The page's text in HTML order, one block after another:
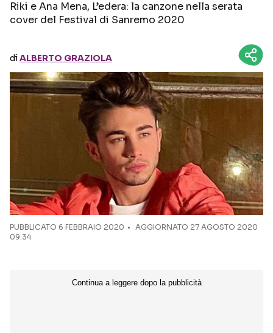
GOSSIP E CURIOSITÀ
TALENT SHOW
Seguici sui social
Riki e Ana Mena, L’edera: la canzone nella serata
cover del Festival di Sanremo 2020
diALBERTO GRAZIOLA
PUBBLICATO 6 FEBBRAIO 2020
AGGIORNATO 27 AGOSTO 2020
09:34